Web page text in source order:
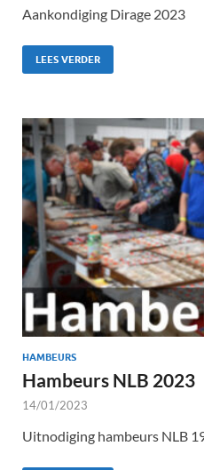
Aankondiging Dirage 2023
LEES VERDER
HAMBEURS
Hambeurs NLB 2023
14/01/2023
Uitnodiging hambeurs NLB